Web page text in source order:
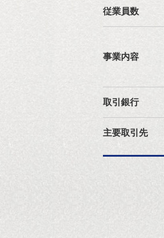
従業員数
事業内容
取引銀行
主要取引先